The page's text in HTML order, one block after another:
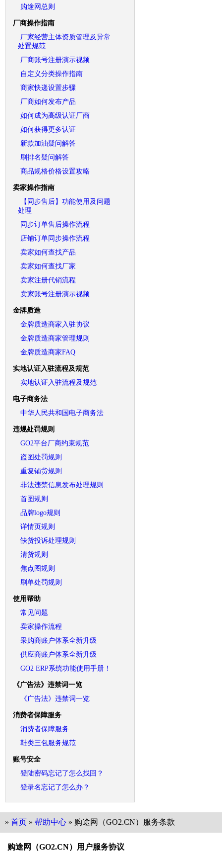
购途网总则
厂商操作指南
厂家经营主体资质管理及异常
处置规范
厂商账号注册演示视频
自定义分类操作指南
商家快递设置步骤
厂商如何发布产品
如何成为高级认证厂商
如何获得更多认证
新款加油疑问解答
刷排名疑问解答
商品规格价格设置攻略
卖家操作指南
【同步售后】功能使用及问题
处理
同步订单售后操作流程
店铺订单同步操作流程
卖家如何查找产品
卖家如何查找厂家
卖家注册代销流程
卖家账号注册演示视频
金牌质造
金牌质造商家入驻协议
金牌质造商家管理规则
金牌质造商家FAQ
实地认证入驻流程及规范
实地认证入驻流程及规范
电子商务法
中华人民共和国电子商务法
违规处罚规则
GO2平台厂商约束规范
盗图处罚规则
重复铺货规则
非法违禁信息发布处理规则
首图规则
品牌logo规则
详情页规则
缺货投诉处理规则
清货规则
焦点图规则
刷单处罚规则
使用帮助
常见问题
卖家操作流程
采购商账户体系全新升级
供应商账户体系全新升级
GO2 ERP系统功能使用手册！
《广告法》违禁词一览
《广告法》违禁词一览
消费者保障服务
消费者保障服务
鞋类三包服务规范
账号安全
登陆密码忘记了怎么找回？
登录名忘记了怎么办？
» 首页 » 帮助中心 » 购途网（GO2.CN）服务条款
购途网（GO2.CN）用户服务协议